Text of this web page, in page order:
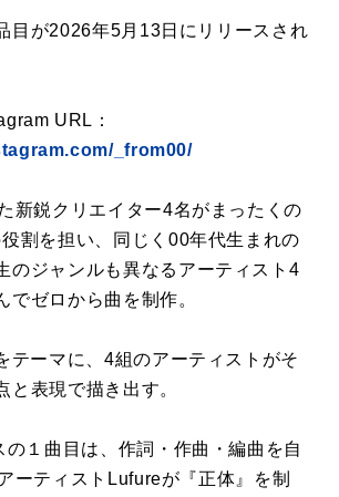
目が2026年5月13日にリリースされ
URL：
_from00/
新鋭クリエイター4名がまったくの
割を担い、同じく00年代生まれの
のジャンルも異なるアーティスト4
でゼロから曲を制作。
テーマに、4組のアーティストがそ
と表現で描き出す。
１曲目は、作詞・作曲・編曲を自
ーティストLufureが『正体』を制